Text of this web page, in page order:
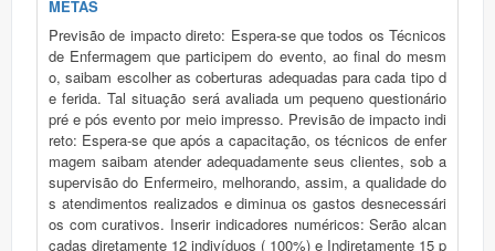
METAS
Previsão de impacto direto: Espera-se que todos os Técnicos
de Enfermagem que participem do evento, ao final do mesm
o, saibam escolher as coberturas adequadas para cada tipo d
e ferida. Tal situação será avaliada um pequeno questionário
pré e pós evento por meio impresso. Previsão de impacto indi
reto: Espera-se que após a capacitação, os técnicos de enfer
magem saibam atender adequadamente seus clientes, sob a
supervisão do Enfermeiro, melhorando, assim, a qualidade do
s atendimentos realizados e diminua os gastos desnecessári
os com curativos. Inserir indicadores numéricos: Serão alcan
çadas diretamente 12 indivíduos ( 100%) e Indiretamente 15 p